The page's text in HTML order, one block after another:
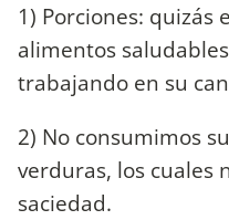
1) Porciones: quizás
alimentos
trabajando en su
2) No consumimos
verduras, los cuales
saciedad.